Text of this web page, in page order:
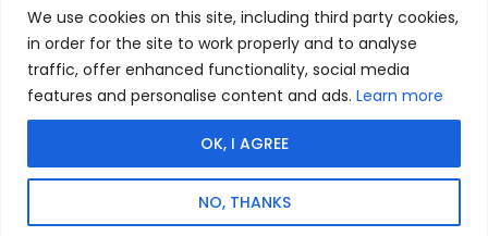
We use cookies on this site, including third party cookies,
in order for the site to work properly and to analyse
traffic, offer enhanced functionality, social media
features and personalise content and ads. Learn more
NO, THANKS
OK, I AGREE
poštni
naslov
F
a
e
o
Y
o
u
T
u
b
L
i
n
k
e
d
I
n
s
t
a
g
X
-
w
t
PravilnikPravilnikPogoji
poslovanja
Impressum
(Nemčija)
Avtorske pravice © 2022
Flick Tech. Vse pravice